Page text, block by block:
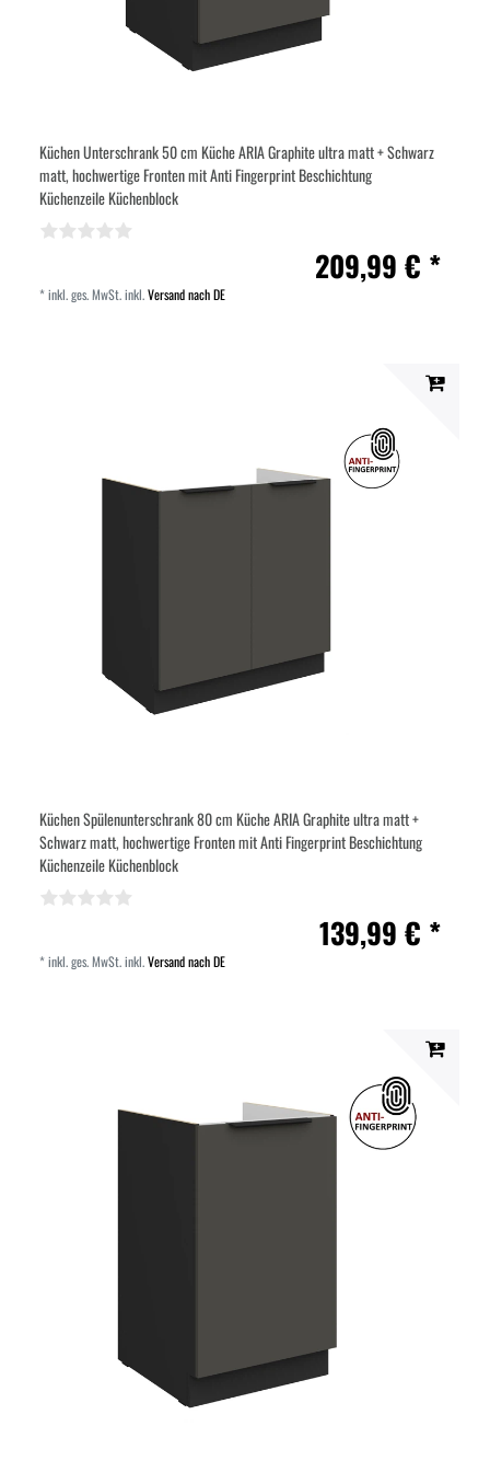
Küchen Unterschrank 50 cm Küche ARIA Graphite ultra matt + Schwarz
matt, hochwertige Fronten mit Anti Fingerprint Beschichtung
Küchenzeile Küchenblock
209,99 € *
*inkl. ges. MwSt.inkl.Versand nach DE
Küchen Spülenunterschrank 80 cm Küche ARIA Graphite ultra matt +
Schwarz matt, hochwertige Fronten mit Anti Fingerprint Beschichtung
Küchenzeile Küchenblock
139,99 € *
*inkl. ges. MwSt.inkl.Versand nach DE